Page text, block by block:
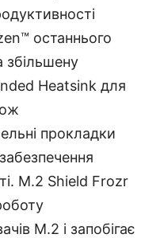
останнього
збільшену
Heatsink для
прокладки
M.2 Shield Frozr
M.2 і запобігає